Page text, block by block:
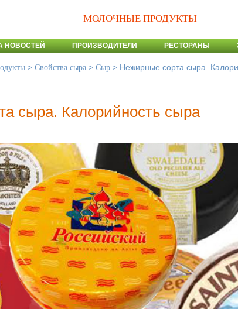
МОЛОЧНЫЕ ПРОДУКТЫ
НОВОСТЕЙ ПРОИЗВОДИТЕЛИ РЕСТОРАНЫ
> Свойства сыра > Сыр > Нежирные сорта сыра.
сыра. Калорийность сыра